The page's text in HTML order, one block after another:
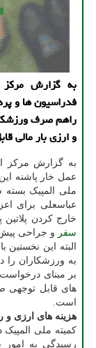
به گزارش
فدراسیون ها و
راهم صرف
و ارزی بار مالی
به گزارش مرکز
عمل خار پاشنه
ملی المپیک بسته
عباسعلی برای
خارج کردن
سفر
و جراحی
البته این
به ورزشکاران را
بر مبنای
های قابل توجهی
است.
هزینه های ارزی و
کمیته ملی
رسیدگی به امور